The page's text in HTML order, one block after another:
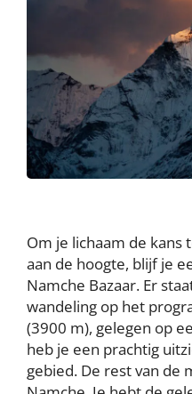
Om je lichaam de kans
aan de hoogte, blijf je
Namche Bazaar. Er
wandeling op het
(3900 m), gelegen op
heb je een prachtig
gebied. De rest van de